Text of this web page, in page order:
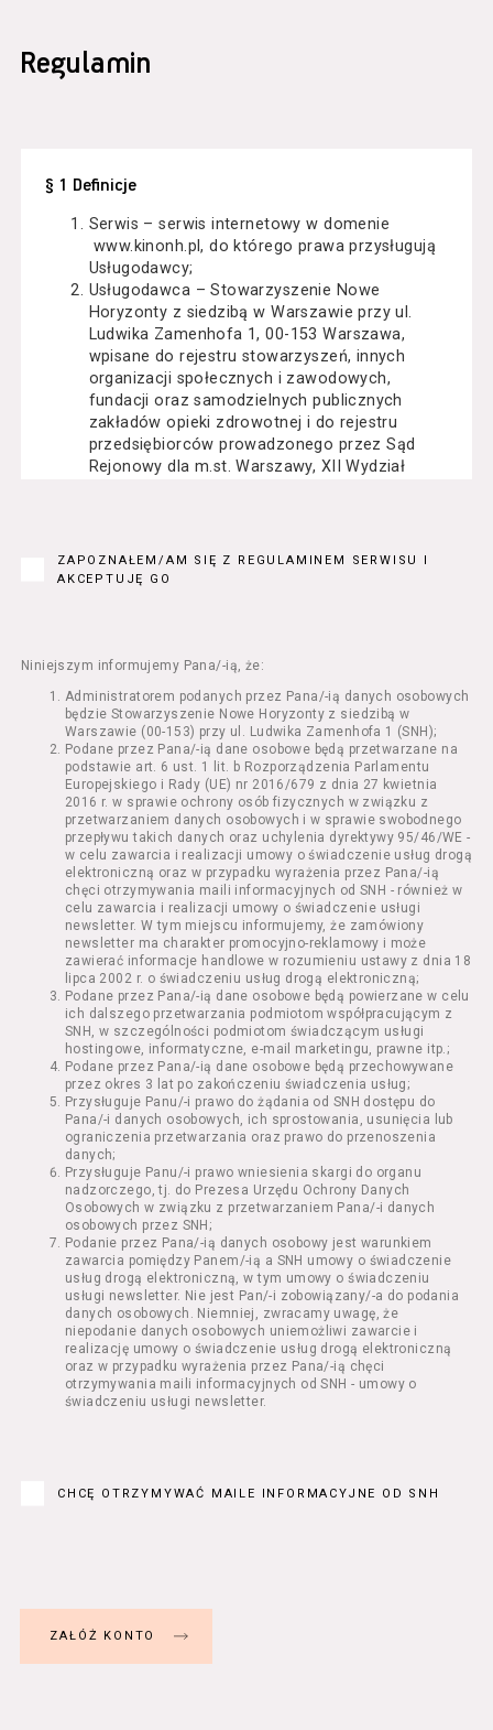
Regulamin
§ 1 Definicje
Serwis – serwis internetowy w domenie
www.kinonh.pl, do którego prawa przysługują
Usługodawcy;
Usługodawca – Stowarzyszenie Nowe
Horyzonty z siedzibą w Warszawie przy ul.
Ludwika Zamenhofa 1, 00-153 Warszawa,
wpisane do rejestru stowarzyszeń, innych
organizacji społecznych i zawodowych,
fundacji oraz samodzielnych publicznych
zakładów opieki zdrowotnej i do rejestru
przedsiębiorców prowadzonego przez Sąd
Rejonowy dla m.st. Warszawy, XII Wydział
Usługobiorca - osoba fizyczna, osoba prawna
lub jednostka organizacyjna nieposiadająca
Usługodawcę drogą elektroniczną z
wykorzystaniem Serwisu;
Seans – organizowany przez Usługodawcę
w Kinie Nowe Horyzonty we Wrocławiu (ul.
Kazimierza Wielkiego 19a-21) pokaz filmu nie
stanowiący części Wydarzenia;
Wydarzenie – organizowany przez
Usługodawcę w Kinie Nowe Horyzonty we
Wrocławiu (ul. Kazimierza Wielkiego 19a-21)
festiwal filmowy, przegląd filmowy, pokaz
specjalny, performance, opera, koncert lub
inna podobna impreza;
Kurs – zajęcia organizowane przez
Organizatora będące przedsięwzięciem o
charakterze edukacyjnym;
Bilety – dokumenty potwierdzające zawarcie
umowy z Usługodawcą i uprawniające do
wzięcia udziału w Seansie lub w części
określonego Wydarzenia;
Karnety – zestaw określonej liczby Biletów na
poszczególne części danego Wydarzenia lub
na całe Wydarzenie, przewidziany dla danego
Wydarzenia przez Usługodawcę;
Regulamin – niniejszy regulamin.
§ 2 Postanowienia ogólne
Regulamin określa zasady:
świadczenia Usługobiorcom Usług przez
Usługodawcę, z zastrzeżeniem usług, o
których mowa w ust. 2 pkt 4 i 5 poniżej,
których zasady świadczenia w zakresie
nieuregulowanym w Regulaminie precyzują
odrębne regulaminy,
przetwarzania przez Usługodawcę danych
następujące Usługi:
nabycia Biletów i Karnetów oraz
ZAPOZNAŁEM/AM SIĘ Z REGULAMINEM SERWISU I
AKCEPTUJĘ GO
Niniejszym informujemy Pana/-ią, że:
Administratorem podanych przez Pana/-ią danych osobowych
będzie Stowarzyszenie Nowe Horyzonty z siedzibą w
Warszawie (00-153) przy ul. Ludwika Zamenhofa 1 (SNH);
Podane przez Pana/-ią dane osobowe będą przetwarzane na
podstawie art. 6 ust. 1 lit. b Rozporządzenia Parlamentu
Europejskiego i Rady (UE) nr 2016/679 z dnia 27 kwietnia
2016 r. w sprawie ochrony osób fizycznych w związku z
przetwarzaniem danych osobowych i w sprawie swobodnego
przepływu takich danych oraz uchylenia dyrektywy 95/46/WE -
w celu zawarcia i realizacji umowy o świadczenie usług drogą
elektroniczną oraz w przypadku wyrażenia przez Pana/-ią
chęci otrzymywania maili informacyjnych od SNH - również w
celu zawarcia i realizacji umowy o świadczenie usługi
newsletter. W tym miejscu informujemy, że zamówiony
newsletter ma charakter promocyjno-reklamowy i może
zawierać informacje handlowe w rozumieniu ustawy z dnia 18
lipca 2002 r. o świadczeniu usług drogą elektroniczną;
Podane przez Pana/-ią dane osobowe będą powierzane w celu
ich dalszego przetwarzania podmiotom współpracującym z
SNH, w szczególności podmiotom świadczącym usługi
hostingowe, informatyczne, e-mail marketingu, prawne itp.;
Podane przez Pana/-ią dane osobowe będą przechowywane
przez okres 3 lat po zakończeniu świadczenia usług;
Przysługuje Panu/-i prawo do żądania od SNH dostępu do
Pana/-i danych osobowych, ich sprostowania, usunięcia lub
ograniczenia przetwarzania oraz prawo do przenoszenia
danych;
Przysługuje Panu/-i prawo wniesienia skargi do organu
nadzorczego, tj. do Prezesa Urzędu Ochrony Danych
Osobowych w związku z przetwarzaniem Pana/-i danych
osobowych przez SNH;
Podanie przez Pana/-ią danych osobowy jest warunkiem
zawarcia pomiędzy Panem/-ią a SNH umowy o świadczenie
usług drogą elektroniczną, w tym umowy o świadczeniu
usługi newsletter. Nie jest Pan/-i zobowiązany/-a do podania
danych osobowych. Niemniej, zwracamy uwagę, że
niepodanie danych osobowych uniemożliwi zawarcie i
realizację umowy o świadczenie usług drogą elektroniczną
oraz w przypadku wyrażenia przez Pana/-ią chęci
otrzymywania maili informacyjnych od SNH - umowy o
świadczeniu usługi newsletter.
CHCĘ OTRZYMYWAĆ MAILE INFORMACYJNE OD SNH